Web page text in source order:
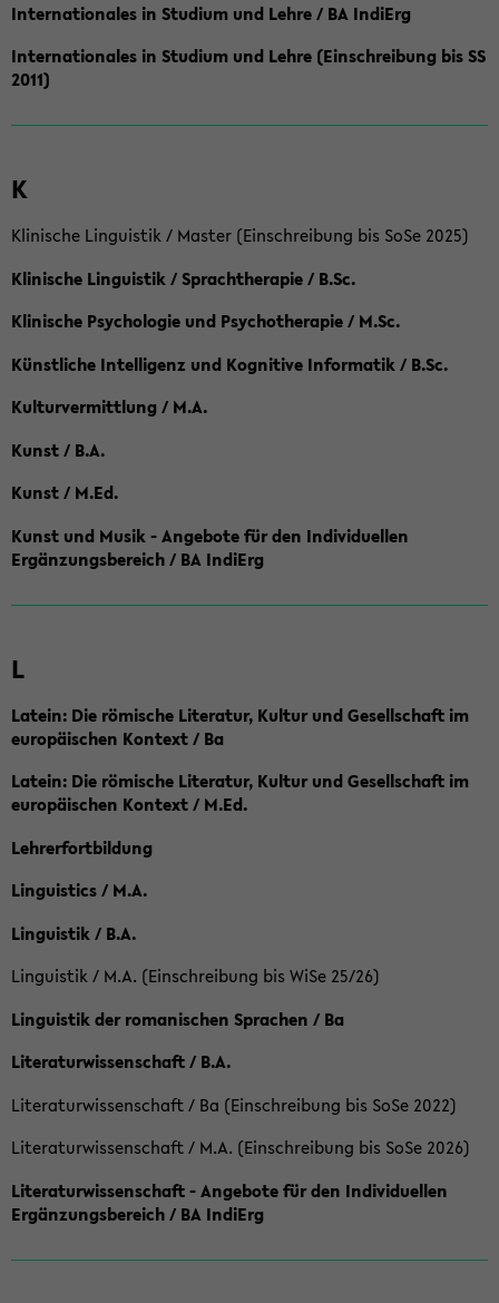
Internationales in Studium und Lehre / BA IndiErg
Internationales in Studium und Lehre (Einschreibung bis SS
2011)
K
Klinische Linguistik / Master (Einschreibung bis SoSe 2025)
Klinische Linguistik / Sprachtherapie / B.Sc.
Klinische Psychologie und Psychotherapie / M.Sc.
Künstliche Intelligenz und Kognitive Informatik / B.Sc.
Kulturvermittlung / M.A.
Kunst / B.A.
Kunst / M.Ed.
Kunst und Musik - Angebote für den Individuellen
Ergänzungsbereich / BA IndiErg
L
Latein: Die römische Literatur, Kultur und Gesellschaft im
europäischen Kontext / Ba
Latein: Die römische Literatur, Kultur und Gesellschaft im
europäischen Kontext / M.Ed.
Lehrerfortbildung
Linguistics / M.A.
Linguistik / B.A.
Linguistik / M.A. (Einschreibung bis WiSe 25/26)
Linguistik der romanischen Sprachen / Ba
Literaturwissenschaft / B.A.
Literaturwissenschaft / Ba (Einschreibung bis SoSe 2022)
Literaturwissenschaft / M.A. (Einschreibung bis SoSe 2026)
Literaturwissenschaft - Angebote für den Individuellen
Ergänzungsbereich / BA IndiErg